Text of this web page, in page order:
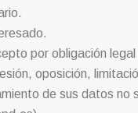
por obligación legal
oposición,
de sus datos no